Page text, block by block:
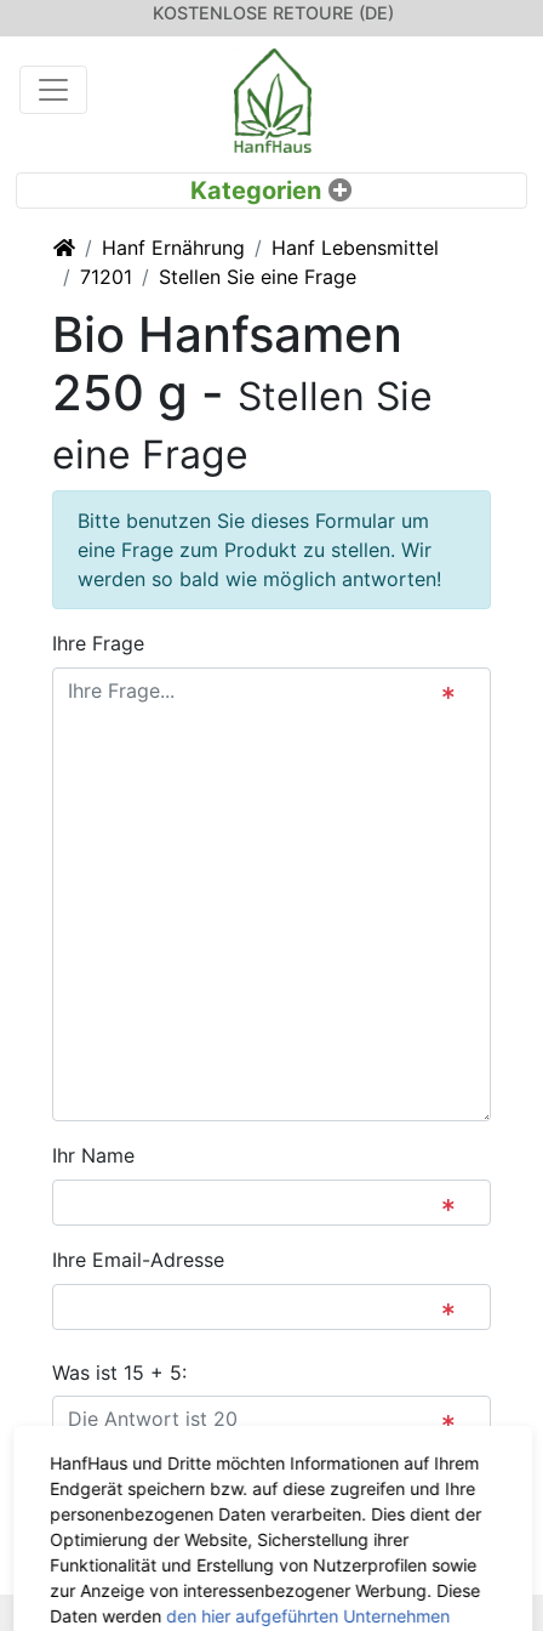
KOSTENLOSE RETOURE (DE)
Startseite
Hanf Ernährung
Hanf Lebensmittel
71201
Stellen Sie eine Frage
Bio Hanfsamen
250 g - Stellen Sie
eine Frage
Bitte benutzen Sie dieses Formular um
eine Frage zum Produkt zu stellen. Wir
werden so bald wie möglich antworten!
Ihre Frage
Ihr Name
Ihre Email-Adresse
Was ist 15 + 5:
Absenden
Zurück
HanfHaus und Dritte möchten Informationen auf Ihrem
Endgerät speichern bzw. auf diese zugreifen und Ihre
personenbezogenen Daten verarbeiten. Dies dient der
Optimierung der Website, Sicherstellung ihrer
Funktionalität und Erstellung von Nutzerprofilen sowie
zur Anzeige von interessenbezogener Werbung. Diese
Daten werdenden hier aufgeführten Unternehmen